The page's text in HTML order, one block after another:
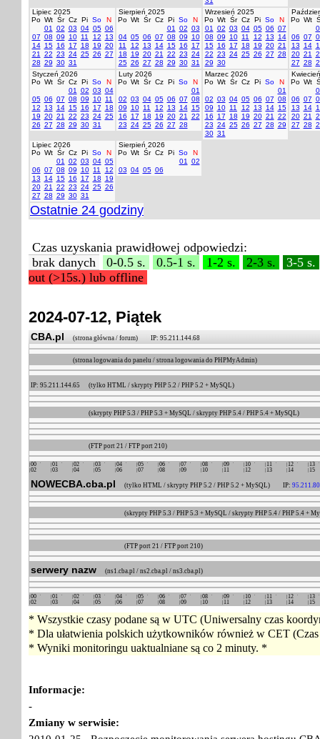
Lipiec 2025
Po Wt Śr Cz Pi So
N
01
02 03 04 05 06
07 08 09 10 11 12
13
14 15 16 17 18 19 20
21
22 23 24 25 26 27
28 29 30 31
Sierpień 2025
Po Wt Śr Cz Pi So
N
01
02 03
04 05 06 07 08 09
10
11
12 13 14 15 16
17
18
19 20 21 22 23 24
25 26 27 28 29 30 31
Wrzesień 2025
Po Wt Śr Cz Pi So
N
01
02 03 04 05 06 07
08 09 10 11 12 13
14
15 16 17 18 19 20 21
22 23 24 25 26 27 28
29 30
Po Wt
06 07
13
14
20 21
27 28
Styczeń 2026
Po Wt Śr Cz Pi So
N
01
02 03 04
05 06 07 08 09 10 11
12
13 14 15 16 17
18
19 20 21 22 23 24 25
26 27 28 29 30 31
Luty 2026
Po Wt Śr Cz Pi So
N
01
02 03 04 05 06 07 08
09
10 11 12 13 14 15
16
17 18 19 20 21
22
23 24 25 26 27 28
Marzec 2026
Po Wt Śr Cz Pi So
N
01
02 03 04 05 06 07 08
09
10 11 12 13 14 15
16
17 18 19 20 21
22
23 24 25 26 27 28 29
30 31
Po Wt
06 07
13
14
20 21
27 28
Lipiec 2026
Po Wt Śr Cz Pi So
N
01
02 03 04 05
06 07 08 09 10 11
12
13
14 15 16 17 18
19
20 21 22 23 24 25 26
27 28 29 30 31
Sierpień 2026
Po Wt Śr Cz Pi So
N
01
02
03 04 05 06
Ostatnie 24 godziny
Czas uzyskania prawidłowej odpowiedzi:
brak danych
0-0.5 s. 0.5-1 s. 1-2 s. 2-3 s.
3-5 s.
out (>15s.) lub offline
2024-07-12, Piątek
CBA.pl (strona główna / forum) IP: 95.211.144.68
(strona logowania do panelu / strona logowania do PHPMyAdmin)
IP: 95.211.144.65 (tylko HTML / skrypty PHP 5.2 / PHP 5.2 + MySQL)
(skrypty PHP 5.3 / PHP 5.3 + MySQL / skrypty PHP 5.4 / PHP 5.4 + MySQL)
(FTP port 21 / FTP port 210)
NOWECBA.cba.pl (tylko HTML / skrypty PHP 5.2 / PHP 5.2 + MySQL) IP:
(skrypty PHP 5.3 / PHP 5.3 + MySQL / skrypty PHP 5.4 / PHP 5.4 +
(FTP port 21 / FTP port 210)
serwery nazw (ns1.cba.pl / ns2.cba.pl / ns3.cba.pl)
00 01 02 03 04 05 06 07 08 09 10 11 12
13
02
03 04 05 06 07 08 09 10 11 12 13 14 15
00 01 02 03 04 05 06 07 08 09 10 11 12
13
02
03 04 05 06 07 08 09 10 11 12 13 14 15
* Wszystkie czasy podane są w UTC (Uniwersalny czas
* Dla ułatwienia polskich użytkowników również w CET
* Wyniki monitoringu uaktualniane są co 2 minuty. *
Informacje:
-
Zmiany w serwisie: